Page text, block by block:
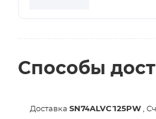
Способы
Доставка SN74ALVC125PW ,